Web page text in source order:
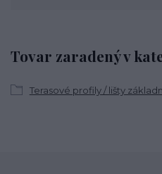
Tovar zaradený v
Terasové profily / lišty